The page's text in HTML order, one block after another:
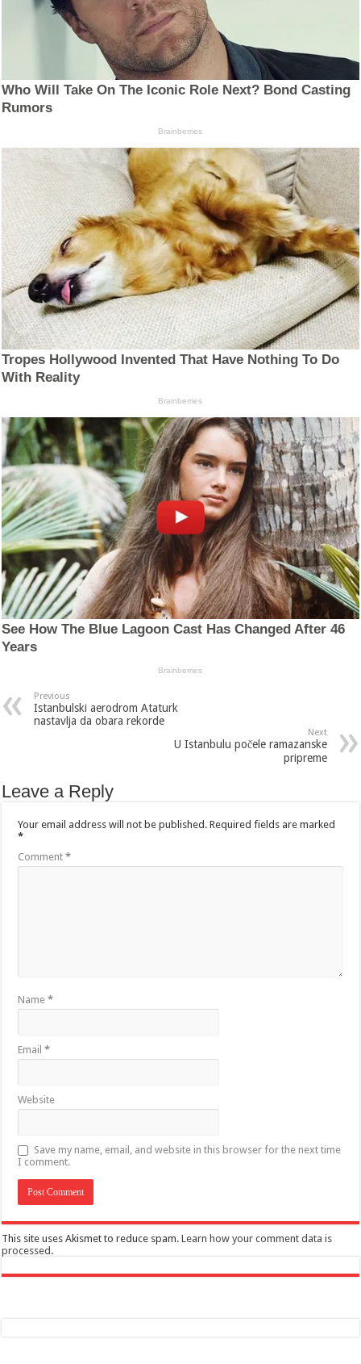
Previous
Istanbulski aerodrom Ataturk
nastavlja da obara rekorde
Next
U Istanbulu počele ramazanske
pripreme
Leave a Reply
Your email address will not be published. Required fields are marked
*
Comment*
Name*
Email*
Website
Save my name, email, and website in this browser for the next time
I comment.
This site uses Akismet to reduce spam.Learn how your comment data is
processed .